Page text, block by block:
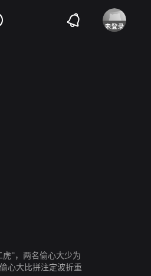
”，两名偷心大少为
心大比拼注定波折重